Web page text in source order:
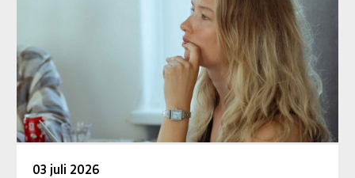
03 juli 2026